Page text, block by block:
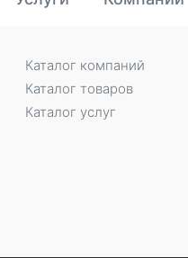
Каталог компаний
Каталог товаров
Каталог услуг